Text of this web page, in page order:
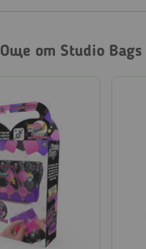
Още от Studio Bags